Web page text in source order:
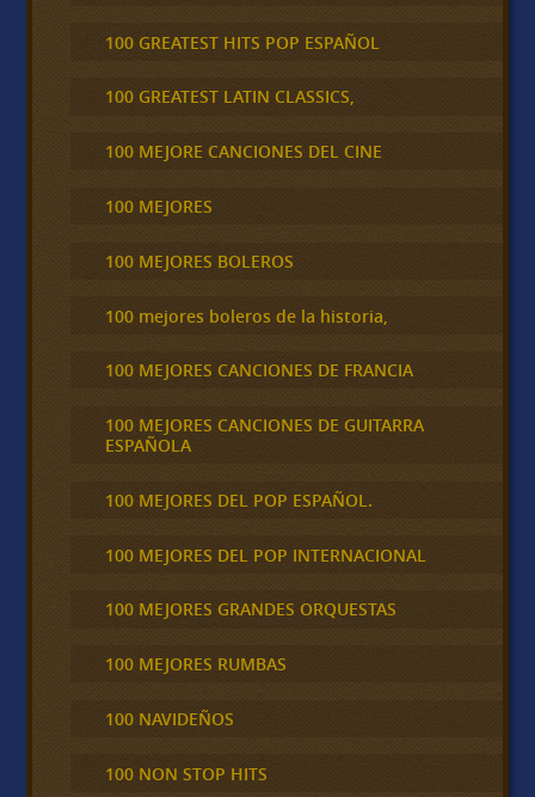
100 GREATEST HITS POP ESPAÑOL
100 GREATEST LATIN CLASSICS,
100 MEJORE CANCIONES DEL CINE
100 MEJORES
100 MEJORES BOLEROS
100 mejores boleros de la historia,
100 MEJORES CANCIONES DE FRANCIA
100 MEJORES CANCIONES DE GUITARRA
ESPAÑOLA
100 MEJORES DEL POP ESPAÑOL.
100 MEJORES DEL POP INTERNACIONAL
100 MEJORES GRANDES ORQUESTAS
100 MEJORES RUMBAS
100 NAVIDEÑOS
100 NON STOP HITS